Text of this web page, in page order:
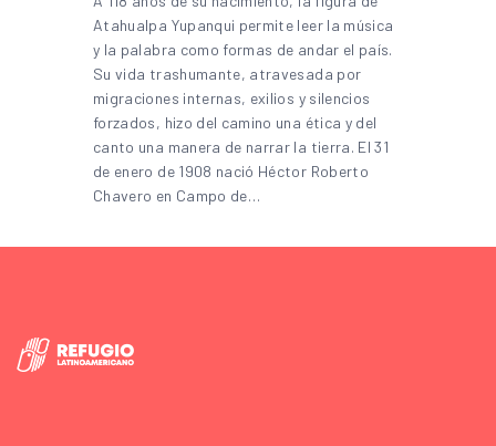
Atahualpa Yupanqui permite leer la música
y la palabra como formas de andar el país.
Su vida trashumante, atravesada por
migraciones internas, exilios y silencios
forzados, hizo del camino una ética y del
canto una manera de narrar la tierra. El 31
de enero de 1908 nació Héctor Roberto
Chavero en Campo de…